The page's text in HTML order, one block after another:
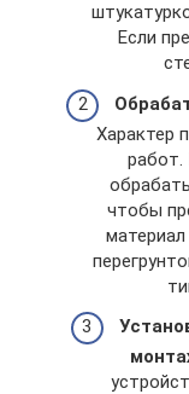
Если
Характер
работ.
чтобы